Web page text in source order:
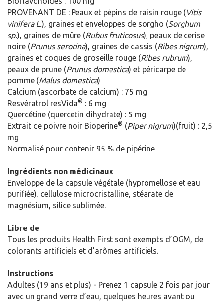
PROVENANT DE : Peaux et pépins de raisin rouge (Vitis
vinifera L.), graines et enveloppes de sorgho (Sorghum
sp.), graines de mûre (Rubus fruticosus), peaux de cerise
noire (Prunus serotina), graines de cassis (Ribes nigrum),
graines et coques de groseille rouge (Ribes rubrum),
peaux de prune (Prunus domestica) et péricarpe de
pomme (Malus domestica)
Calcium (ascorbate de calcium) : 75 mg
Resvératrol resVida® : 6 mg
Quercétine (quercetin dihydrate) : 5 mg
Extrait de poivre noir Bioperine® (Piper nigrum)(fruit) : 2,5
mg
Normalisé pour contenir 95 % de pipérine
Ingrédients non médicinaux
Enveloppe de la capsule végétale (hypromellose et eau
purifiée), cellulose microcristalline, stéarate de
magnésium, silice sublimée.
Libre de
Tous les produits Health First sont exempts d’OGM, de
colorants artificiels et d’arômes artificiels.
Instructions
Adultes (19 ans et plus) - Prenez 1 capsule 2 fois par jour
avec un grand verre d’eau, quelques heures avant ou